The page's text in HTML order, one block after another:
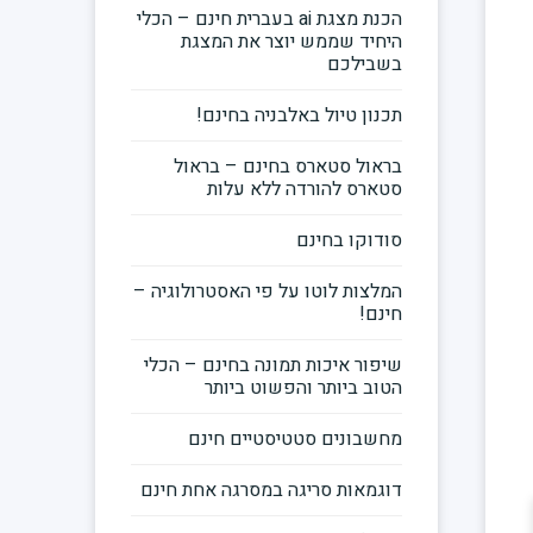
הכנת מצגת ai בעברית חינם – הכלי
היחיד שממש יוצר את המצגת
בשבילכם
תכנון טיול באלבניה בחינם!
בראול סטארס בחינם – בראול
סטארס להורדה ללא עלות
סודוקו בחינם
המלצות לוטו על פי האסטרולוגיה –
חינם!
שיפור איכות תמונה בחינם – הכלי
הטוב ביותר והפשוט ביותר
מחשבונים סטטיסטיים חינם
דוגמאות סריגה במסרגה אחת חינם